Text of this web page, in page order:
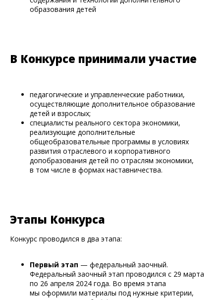
образования детей
В Конкурсе принимали участие
педагогические и управленческие работники,
осуществляющие дополнительное образование
детей и взрослых;
специалисты реального сектора экономики,
реализующие дополнительные
общеобразовательные программы в условиях
развития отраслевого и корпоративного
допобразования детей по отраслям экономики,
в том числе в формах наставничества.
Этапы Конкурса
Конкурс проводился в два этапа:
Первый этап — федеральный заочный.
Федеральный заочный этап проводился с 29 марта
по 26 апреля 2024 года. Во время этапа
мы оформили материалы под нужные критерии,